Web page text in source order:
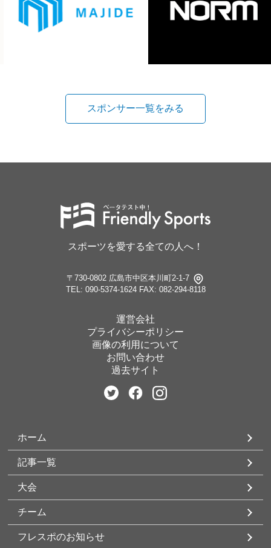
スポンサー一覧をみる
スポーツを愛する全ての人へ！
〒730-0802 広島市中区本川町2-1-7
TEL: 090-5374-1624 FAX: 082-294-8118
運営会社
プライバシーポリシー
画像の利用について
お問い合わせ
過去サイト
ホーム
記事一覧
大会
チーム
フレスポのお知らせ